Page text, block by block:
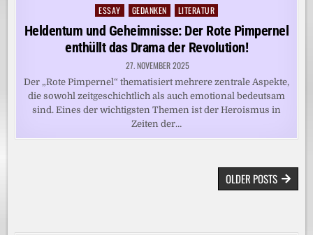
Posted
ESSAY GEDANKEN LITERATUR
Heldentum und Geheimnisse: Der Rote Pimpernel
enthüllt das Drama der Revolution!
27. NOVEMBER 2025
Der „Rote Pimpernel“ thematisiert mehrere zentrale Aspekte,
die sowohl zeitgeschichtlich als auch emotional bedeutsam
sind. Eines der wichtigsten Themen ist der Heroismus in
Zeiten der…
BEITRAGSNAVIGATIONOLDER POSTS